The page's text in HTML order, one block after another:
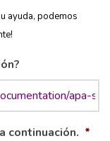
ayuda, podemos
continuación. *